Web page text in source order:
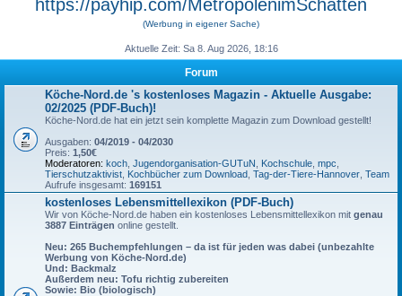
https://payhip.com/MetropolenimSchatten
(Werbung in eigener Sache)
Aktuelle Zeit: Sa 8. Aug 2026, 18:16
Forum
Köche-Nord.de 's kostenloses Magazin - Aktuelle Ausgabe:
02/2025 (PDF-Buch)!
Köche-Nord.de hat ein jetzt sein komplette Magazin zum Download gestellt!
Ausgaben: 04/2019 - 04/2030
Preis: 1,50€
Moderatoren: koch Jugendorganisation-GUTuN Kochschule mpc
Tierschutzaktivist Kochbücher zum Download Tag-der-Tiere-Hannover Team
Aufrufe insgesamt: 169151
kostenloses Lebensmittellexikon (PDF-Buch)
Wir von Köche-Nord.de haben ein kostenloses Lebensmittellexikon mit genau
3887 Einträgen online gestellt.
Neu: 265 Buchempfehlungen – da ist für jeden was dabei (unbezahlte
Werbung von Köche-Nord.de)
Und: Backmalz
Außerdem neu: Tofu richtig zubereiten
Sowie: Bio (biologisch)